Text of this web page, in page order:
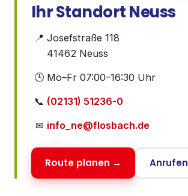
Ihr StandortNeuss
📍 Josefstraße 118
41462 Neuss
🕒 Mo–Fr 07:00–16:30 Uhr
📞 (02131) 51236-0
✉ info_ne@flosbach.de
Route planen → Anrufen